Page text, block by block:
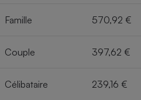
Famille 570,92 €
Couple 397,62 €
Célibataire 239,16 €